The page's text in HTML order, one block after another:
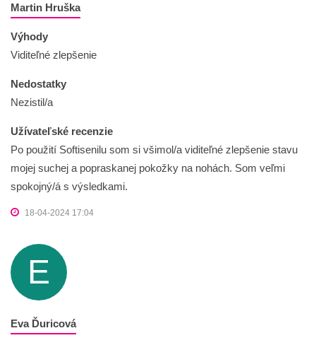
Martin Hruška
Výhody
Viditeľné zlepšenie
Nedostatky
Nezistil/a
Užívateľské recenzie
Po použití Softisenilu som si všimol/a viditeľné zlepšenie stavu
mojej suchej a popraskanej pokožky na nohách. Som veľmi
spokojný/á s výsledkami.
18-04-2024 17:04
E
Eva Ďuricová